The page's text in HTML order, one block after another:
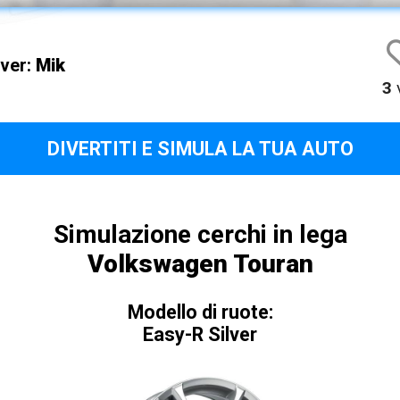
Mik
3
DIVERTITI E SIMULA LA TUA AUTO
Simulazione cerchi in lega
Volkswagen Touran
Modello di ruote:
Easy-R Silver